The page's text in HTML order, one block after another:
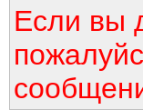
Если вы